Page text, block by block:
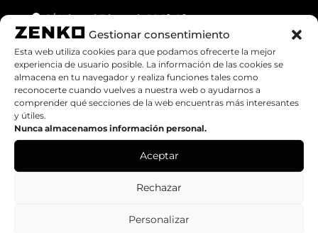
Gestionar consentimiento
Esta web utiliza cookies para que podamos ofrecerte la mejor
experiencia de usuario posible. La información de las cookies se
almacena en tu navegador y realiza funciones tales como
reconocerte cuando vuelves a nuestra web o ayudarnos a
comprender qué secciones de la web encuentras más interesantes
y útiles.
Nunca almacenamos información personal.
Aceptar
Rechazar
Personalizar
C/ Miquel Ricomà, 18 1º, 2º
Granollers (08401), Barcelona
Teléfono: 938708626
Email: zenko@zenkoweb.teknokono.net
Web: https://zenkoweb.teknokono.net